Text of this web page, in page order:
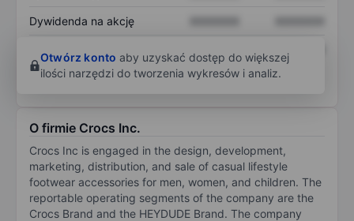
Dywidenda na akcję
własnego
Otwórz konto aby uzyskać dostęp do większej
ilości narzędzi do tworzenia wykresów i analiz.
O firmie Crocs Inc.
Crocs Inc is engaged in the design, development,
marketing, distribution, and sale of casual lifestyle
footwear accessories for men, women, and children. The
reportable operating segments of the company are the
Crocs Brand and the HEYDUDE Brand. The company